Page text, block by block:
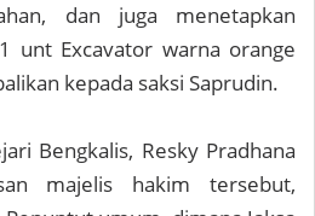
dan juga menetapkan
unt Excavator warna orange
kepada saksi Saprudin.
Bengkalis, Resky Pradhana
majelis hakim tersebut,